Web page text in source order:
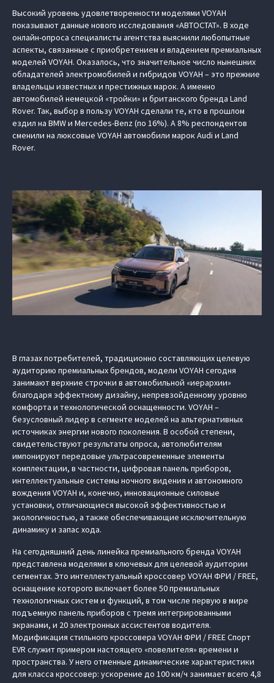
Высокий уровень удовлетворенности моделями VOYAH
показывают данные нового исследования «АВТОСТАТ». В ходе
онлайн-опроса специалисты агентства выяснили любопытные
аспекты, связанные с приобретением и владением премиальных
моделей VOYAH. Оказалось, что значительное число нынешних
обладателей электромобилей и гибридов VOYAH – это прежние
владельцы известных и престижных марок. А именно
автомобилей немецкой «тройки» и британского бренда Land
Rover. Так, выбор в пользу VOYAH сделали те, кто в прошлом
ездил на BMW и Mercedes-Benz (по 16%). А 8% респондентов
сменили на люксовые VOYAH автомобили марок Audi и Land
Rover.
В глазах потребителей, традиционно составляющих целевую
аудиторию премиальных брендов, модели VOYAH сегодня
занимают верхние строчки в автомобильной «иерархии»
благодаря эффектному дизайну, непревзойденному уровню
комфорта и технологической оснащенности. VOYAH –
безусловный лидер в сегменте моделей на альтернативных
источниках энергии нового поколения. В особой степени,
свидетельствуют результаты опроса, автолюбителям
импонируют передовые ультрасовременные элементы
комплектации, в частности, цифровая панель приборов,
интеллектуальные системы ночного видения и автономного
вождения VOYAH и, конечно, инновационные силовые
установки, отличающиеся высокой эффективностью и
экологичностью, а также обеспечивающие исключительную
динамику и запас хода.
На сегодняшний день линейка премиального бренда VOYAH
представлена моделями в ключевых для целевой аудитории
сегментах. Это интеллектуальный кроссовер VOYAH ФРИ / FREE,
оснащение которого включает более 50 премиальных
технологичных систем и функций, в том числе первую в мире
подъемную панель приборов с тремя интегрированными
экранами, и 20 электронных ассистентов водителя.
Модификация стильного кроссовера VOYAH ФРИ / FREE Спорт
EVR служит примером настоящего «повелителя» времени и
пространства. У него отменные динамические характеристики
для класса кроссовер: ускорение до 100 км/ч занимает всего 4,8